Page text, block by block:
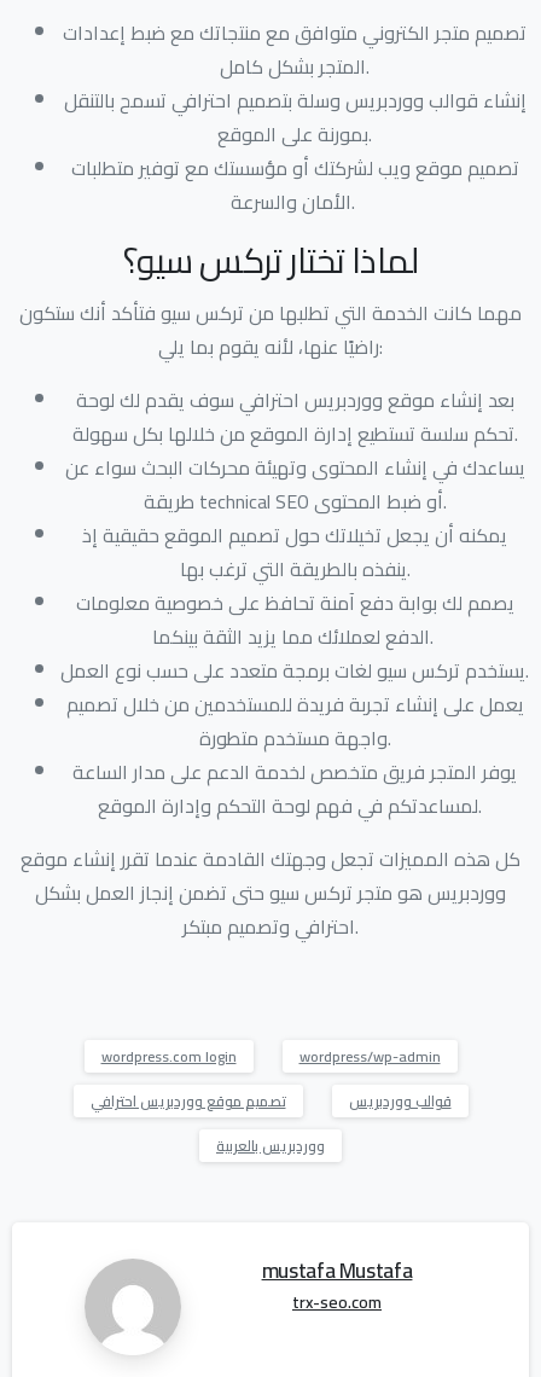
تصميم متجر الكتروني متوافق مع منتجاتك مع ضبط إعدادات
المتجر بشكل كامل.
إنشاء قوالب ووردبريس وسلة بتصميم احترافي تسمح بالتنقل
بمورنة على الموقع.
تصميم موقع ويب لشركتك أو مؤسستك مع توفير متطلبات
الأمان والسرعة.
لماذا تختار تركس سيو؟
مهما كانت الخدمة التي تطلبها من تركس سيو فتأكد أنك ستكون
راضيًا عنها، لأنه يقوم بما يلي:
بعد إنشاء موقع ووردبريس احترافي سوف يقدم لك لوحة
تحكم سلسة تستطيع إدارة الموقع من خلالها بكل سهولة.
يساعدك في إنشاء المحتوى وتهيئة محركات البحث سواء عن
طريقة technical SEO أو ضبط المحتوى.
يمكنه أن يجعل تخيلاتك حول تصميم الموقع حقيقية إذ
ينفذه بالطريقة التي ترغب بها.
يصمم لك بوابة دفع آمنة تحافظ على خصوصية معلومات
الدفع لعملائك مما يزيد الثقة بينكما.
يستخدم تركس سيو لغات برمجة متعدد على حسب نوع العمل.
يعمل على إنشاء تجربة فريدة للمستخدمين من خلال تصميم
واجهة مستخدم متطورة.
يوفر المتجر فريق متخصص لخدمة الدعم على مدار الساعة
لمساعدتكم في فهم لوحة التحكم وإدارة الموقع.
كل هذه المميزات تجعل وجهتك القادمة عندما تقرر إنشاء موقع
ووردبريس هو متجر تركس سيو حتى تضمن إنجاز العمل بشكل
احترافي وتصميم مبتكر.
wordpress.com login
wordpress/wp-admin
تصميم موقع ووردبريس احترافي
قوالب ووردبريس
ووردبريس بالعربية
mustafa Mustafa
trx-seo.com